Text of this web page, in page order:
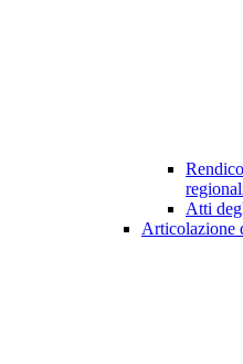
Atti
Articolazione